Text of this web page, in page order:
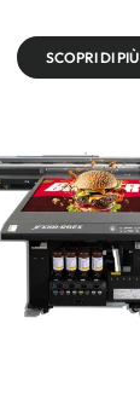
SCOPRI DI PIÙ